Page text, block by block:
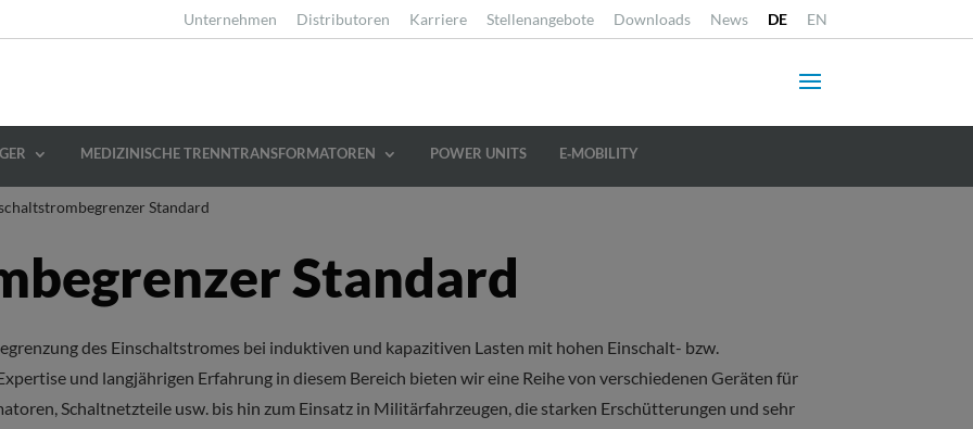
Unternehmen Distributoren Karriere Stellenangebote Downloads News DE EN
MEDIZINISCHE TRENNTRANSFORMATOREN POWER UNITS E‐MOBILITY
Standard
Standard
des Einschaltstromes bei induktiven und kapazitiven Lasten mit hohen Einschalt- bzw.
und langjährigen Erfahrung in diesem Bereich bieten wir eine Reihe von verschiedenen Geräten für
Schaltnetzteile usw. bis hin zum Einsatz in Militärfahrzeugen, die starken Erschütterungen und sehr